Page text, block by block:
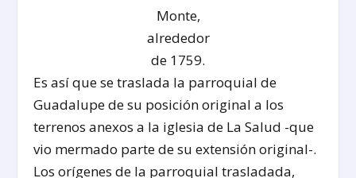
Monte,
alrededor
de 1759.
Es así que se traslada la parroquial de
Guadalupe de su posición original a los
terrenos anexos a la iglesia de La Salud -que
vio mermado parte de su extensión original-.
Los orígenes de la parroquial trasladada,